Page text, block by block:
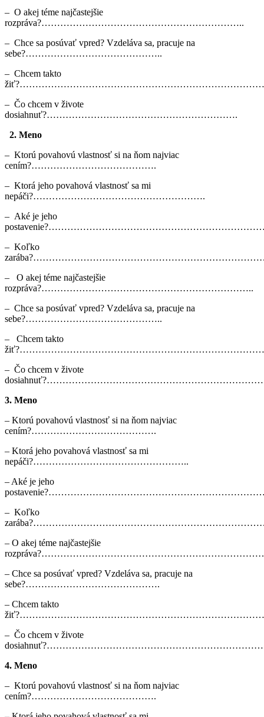
– O akej téme najčastejšie
rozpráva?………………………………………………………..
– Chce sa posúvať vpred? Vzdeláva sa, pracuje na
sebe?……………………………………..
– Chcem takto
– Čo chcem v živote
dosiahnuť?…………………………………………………….
2. Meno
– Ktorú povahovú vlastnosť si na ňom najviac
cením?………………………………….
– Ktorá jeho povahová vlastnosť sa mi
nepáči?……………………………………………….
– Aké je jeho
– Koľko
– O akej téme najčastejšie
rozpráva?…………………………………………………………..
– Chce sa posúvať vpred? Vzdeláva sa, pracuje na
sebe?……………………………………..
– Chcem takto
– Čo chcem v živote
3. Meno
– Ktorú povahovú vlastnosť si na ňom najviac
cením?………………………………….
– Ktorá jeho povahová vlastnosť sa mi
nepáči?…………………………………………..
– Aké je jeho
– Koľko
– O akej téme najčastejšie
– Chce sa posúvať vpred? Vzdeláva sa, pracuje na
sebe?…………………………………….
– Chcem takto
– Čo chcem v živote
4. Meno
– Ktorú povahovú vlastnosť si na ňom najviac
cením?………………………………….